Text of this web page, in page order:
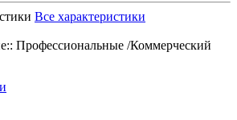
Все характеристики
Профессиональные /Коммерческий